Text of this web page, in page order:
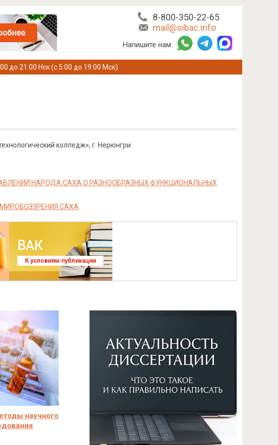
8-800-350-22-65
mail@sibac.info
Напишите нам:
до 21:00 Нск (с 5:00 до 19:00 Мск)
колледж», г. Нерюнгри
НАРОДА САХА О РАЗНООБРАЗНЫХ ФУНКЦИОНАЛЬНЫХ
САХА
ВАК
К условиям публикации
научного